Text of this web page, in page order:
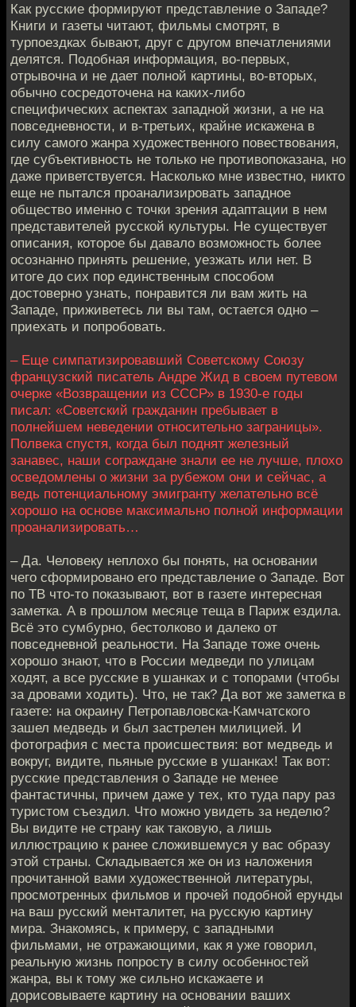
Как русские формируют представление о Западе?
Книги и газеты читают, фильмы смотрят, в
турпоездках бывают, друг с другом впечатлениями
делятся. Подобная информация, во-первых,
отрывочна и не дает полной картины, во-вторых,
обычно сосредоточена на каких-либо
специфических аспектах западной жизни, а не на
повседневности, и в-третьих, крайне искажена в
силу самого жанра художественного повествования,
где субъективность не только не противопоказана, но
даже приветствуется. Насколько мне известно, никто
еще не пытался проанализировать западное
общество именно с точки зрения адаптации в нем
представителей русской культуры. Не существует
описания, которое бы давало возможность более
осознанно принять решение, уезжать или нет. В
итоге до сих пор единственным способом
достоверно узнать, понравится ли вам жить на
Западе, приживетесь ли вы там, остается одно –
приехать и попробовать.
– Еще симпатизировавший Советскому Союзу
французский писатель Андре Жид в своем путевом
очерке «Возвращении из СССР» в 1930-е годы
писал: «Советский гражданин пребывает в
полнейшем неведении относительно заграницы».
Полвека спустя, когда был поднят железный
занавес, наши сограждане знали ее не лучше, плохо
осведомлены о жизни за рубежом они и сейчас, а
ведь потенциальному эмигранту желательно всё
хорошо на основе максимально полной информации
проанализировать…
– Да. Человеку неплохо бы понять, на основании
чего сформировано его представление о Западе. Вот
по ТВ что-то показывают, вот в газете интересная
заметка. А в прошлом месяце теща в Париж ездила.
Всё это сумбурно, бестолково и далеко от
повседневной реальности. На Западе тоже очень
хорошо знают, что в России медведи по улицам
ходят, а все русские в ушанках и с топорами (чтобы
за дровами ходить). Что, не так? Да вот же заметка в
газете: на окраину Петропавловска-Камчатского
зашел медведь и был застрелен милицией. И
фотография с места происшествия: вот медведь и
вокруг, видите, пьяные русские в ушанках! Так вот:
русские представления о Западе не менее
фантастичны, причем даже у тех, кто туда пару раз
туристом съездил. Что можно увидеть за неделю?
Вы видите не страну как таковую, а лишь
иллюстрацию к ранее сложившемуся у вас образу
этой страны. Складывается же он из наложения
прочитанной вами художественной литературы,
просмотренных фильмов и прочей подобной ерунды
на ваш русский менталитет, на русскую картину
мира. Знакомясь, к примеру, с западными
фильмами, не отражающими, как я уже говорил,
реальную жизнь попросту в силу особенностей
жанра, вы к тому же сильно искажаете и
дорисовываете картину на основании ваших